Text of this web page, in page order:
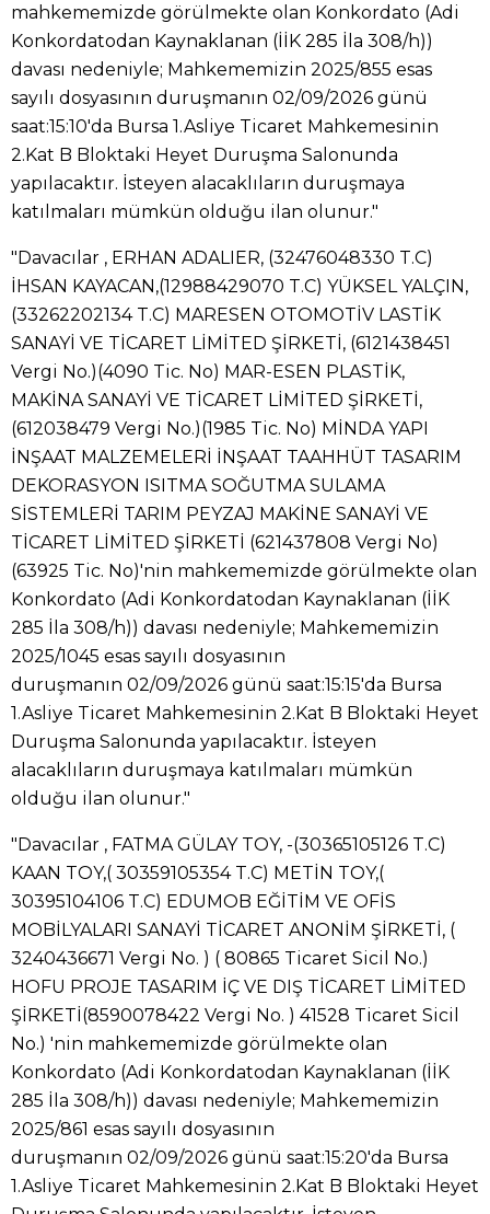
mahkememizde görülmekte olan Konkordato (Adi
Konkordatodan Kaynaklanan (İİK 285 İla 308/h))
davası nedeniyle; Mahkememizin 2025/855 esas
sayılı dosyasının duruşmanın 02/09/2026 günü
saat:15:10'da Bursa 1.Asliye Ticaret Mahkemesinin
2.Kat B Bloktaki Heyet Duruşma Salonunda
yapılacaktır. İsteyen alacaklıların duruşmaya
katılmaları mümkün olduğu ilan olunur."
"Davacılar , ERHAN ADALIER, (32476048330 T.C)
İHSAN KAYACAN,(12988429070 T.C) YÜKSEL YALÇIN,
(33262202134 T.C) MARESEN OTOMOTİV LASTİK
SANAYİ VE TİCARET LİMİTED ŞİRKETİ, (6121438451
Vergi No.)(4090 Tic. No) MAR-ESEN PLASTİK,
MAKİNA SANAYİ VE TİCARET LİMİTED ŞİRKETİ,
(612038479 Vergi No.)(1985 Tic. No) MİNDA YAPI
İNŞAAT MALZEMELERİ İNŞAAT TAAHHÜT TASARIM
DEKORASYON ISITMA SOĞUTMA SULAMA
SİSTEMLERİ TARIM PEYZAJ MAKİNE SANAYİ VE
TİCARET LİMİTED ŞİRKETİ (621437808 Vergi No)
(63925 Tic. No)'nin mahkememizde görülmekte olan
Konkordato (Adi Konkordatodan Kaynaklanan (İİK
285 İla 308/h)) davası nedeniyle; Mahkememizin
2025/1045 esas sayılı dosyasının
duruşmanın 02/09/2026 günü saat:15:15'da Bursa
1.Asliye Ticaret Mahkemesinin 2.Kat B Bloktaki Heyet
Duruşma Salonunda yapılacaktır. İsteyen
alacaklıların duruşmaya katılmaları mümkün
olduğu ilan olunur."
"Davacılar , FATMA GÜLAY TOY, -(30365105126 T.C)
KAAN TOY,( 30359105354 T.C) METİN TOY,(
30395104106 T.C) EDUMOB EĞİTİM VE OFİS
MOBİLYALARI SANAYİ TİCARET ANONİM ŞİRKETİ, (
3240436671 Vergi No. ) ( 80865 Ticaret Sicil No.)
HOFU PROJE TASARIM İÇ VE DIŞ TİCARET LİMİTED
ŞİRKETİ(8590078422 Vergi No. ) 41528 Ticaret Sicil
No.) 'nin mahkememizde görülmekte olan
Konkordato (Adi Konkordatodan Kaynaklanan (İİK
285 İla 308/h)) davası nedeniyle; Mahkememizin
2025/861 esas sayılı dosyasının
duruşmanın 02/09/2026 günü saat:15:20'da Bursa
1.Asliye Ticaret Mahkemesinin 2.Kat B Bloktaki Heyet